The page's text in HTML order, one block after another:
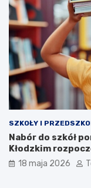
SZKOŁY I
Nabór do szkół
Kłodzkim
18 maja 2026